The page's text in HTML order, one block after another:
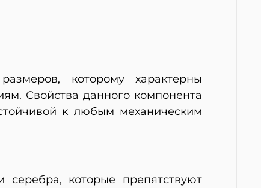
которому характерны
Свойства данного компонента
к любым механическим
которые препятствуют